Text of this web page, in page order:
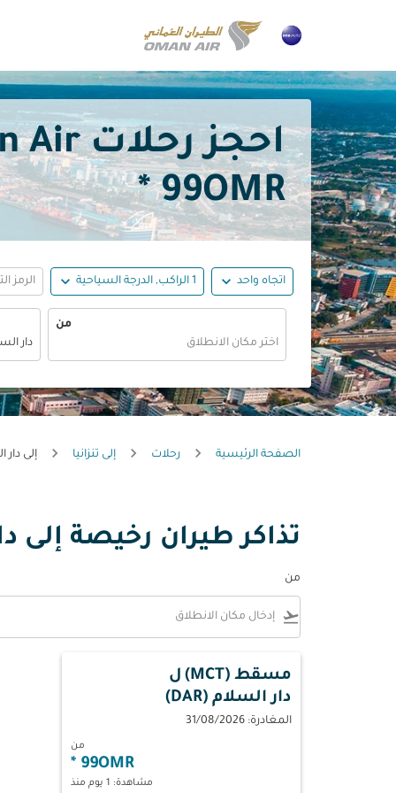
احجز رحلات Oman Air رخيصة إلى دار السلام بدءًا من
99OMR *
اتجاه واحد expand_more 1 الراكب, الدرجة السياحية expand_more الرمز
من
الصفحة الرئيسية رحلات إلى تنزانيا إلى دار
تذاكر طيران رخيصة إلى
من
flight_takeoff
مسقط (MCT)
ل
دار السلام (DAR)
المغادرة: 31/08/2026
من
99OMR
*
مشاهدة: 1 يوم منذ